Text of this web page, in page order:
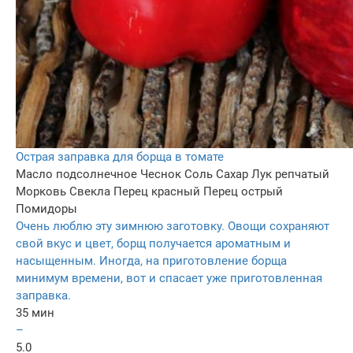
Острая заправка для борща в томате
Масло подсолнечное Чеснок Соль Сахар Лук репчатый
Морковь Свекла Перец красный Перец острый
Помидоры
Очень люблю эту зимнюю заготовку. Овощи сохраняют
свой вкус и цвет, борщ получается ароматным и
насыщенным. Иногда, на приготовление борща
минимум времени, вот и спасает уже приготовленная
заправка.
35 мин
–
5.0